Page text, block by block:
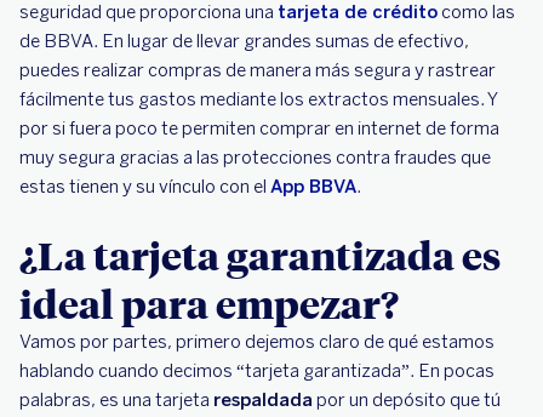
seguridad que proporciona una tarjeta de crédito como las
de BBVA. En lugar de llevar grandes sumas de efectivo,
puedes realizar compras de manera más segura y rastrear
fácilmente tus gastos mediante los extractos mensuales. Y
por si fuera poco te permiten comprar en internet de forma
muy segura gracias a las protecciones contra fraudes que
estas tienen y su vínculo con el App BBVA.
¿La tarjeta garantizada es
ideal para empezar?
Vamos por partes, primero dejemos claro de qué estamos
hablando cuando decimos “tarjeta garantizada”. En pocas
palabras, es una tarjeta respaldada por un depósito que tú